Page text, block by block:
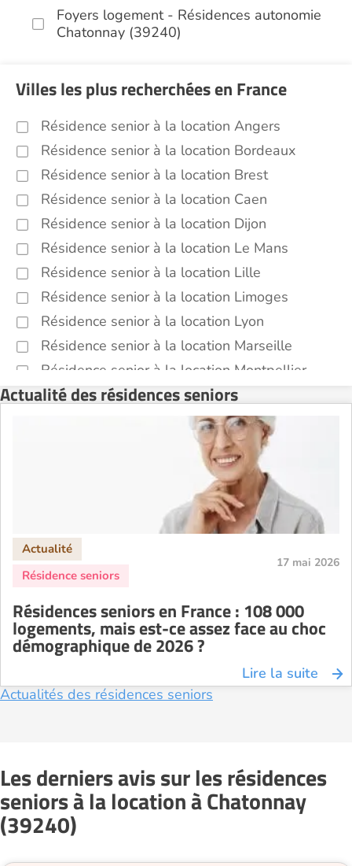
Foyers logement - Résidences autonomie
Chatonnay (39240)
Villes les plus recherchées en France
Résidence senior à la location Angers
Résidence senior à la location Bordeaux
Résidence senior à la location Brest
Résidence senior à la location Caen
Résidence senior à la location Dijon
Résidence senior à la location Le Mans
Résidence senior à la location Lille
Résidence senior à la location Limoges
Résidence senior à la location Lyon
Résidence senior à la location Marseille
Résidence senior à la location Montpellier
Résidence senior à la location Montélimar
Résidence senior à la location Nantes
Résidence senior à la location Nîmes
Résidence senior à la location Orléans
Résidence senior à la location Perpignan
Résidence senior à la location Reims
Résidence senior à la location Rennes
Résidence senior à la location Strasbourg
Recherche par ville
Actualité des résidences seniors
17 mai 2026
Résidences seniors en France : 108 000
logements, mais est-ce assez face au choc
démographique de 2026 ?
Lire la suite
Actualités des résidences seniors
Les derniers avis sur les résidences
seniors à la location à Chatonnay
(39240)